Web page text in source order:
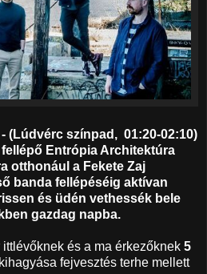
(Lúdvérc színpad, 01:20-02:10)
Entrópia Architektúra
otthonául a Fekete Zaj
banda fellépéséig aktívan
és üdén vethessék bele
gazdag napba.
ittlévőknek és a ma érkezőknek 5
fejvesztés terhe mellett